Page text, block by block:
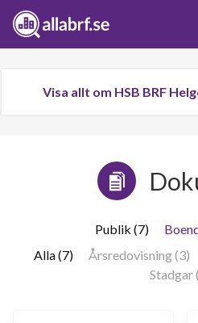
Visa allt om HSB BRF
Publik (7)
Alla (7)
Årsredovisning (3)
Stadgar